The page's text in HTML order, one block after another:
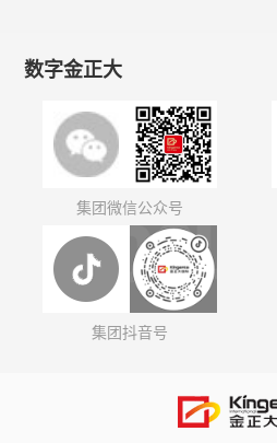
数字金正大
集团微信公众号
集团抖音号